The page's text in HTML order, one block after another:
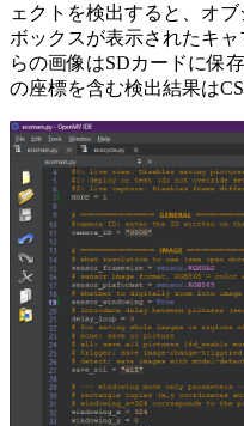
ェクトを検出すると、オ
ボックスが表示されたキ
らの画像はSDカードに保
の座標を含む検出結果は